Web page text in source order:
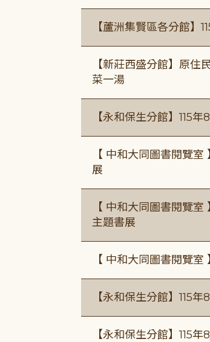
【蘆洲集賢區各分館】
【新莊西盛分館】原
菜一湯
【永和保生分館】115
【 中和大同圖書閱覽
展
【 中和大同圖書閱覽
主題書展
【 中和大同圖書閱覽
【永和保生分館】115
【永和保生分館】115